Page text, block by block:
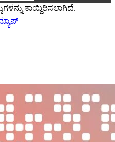
ಕಾಯ್ದಿರಿಸಲಾಗಿದೆ.